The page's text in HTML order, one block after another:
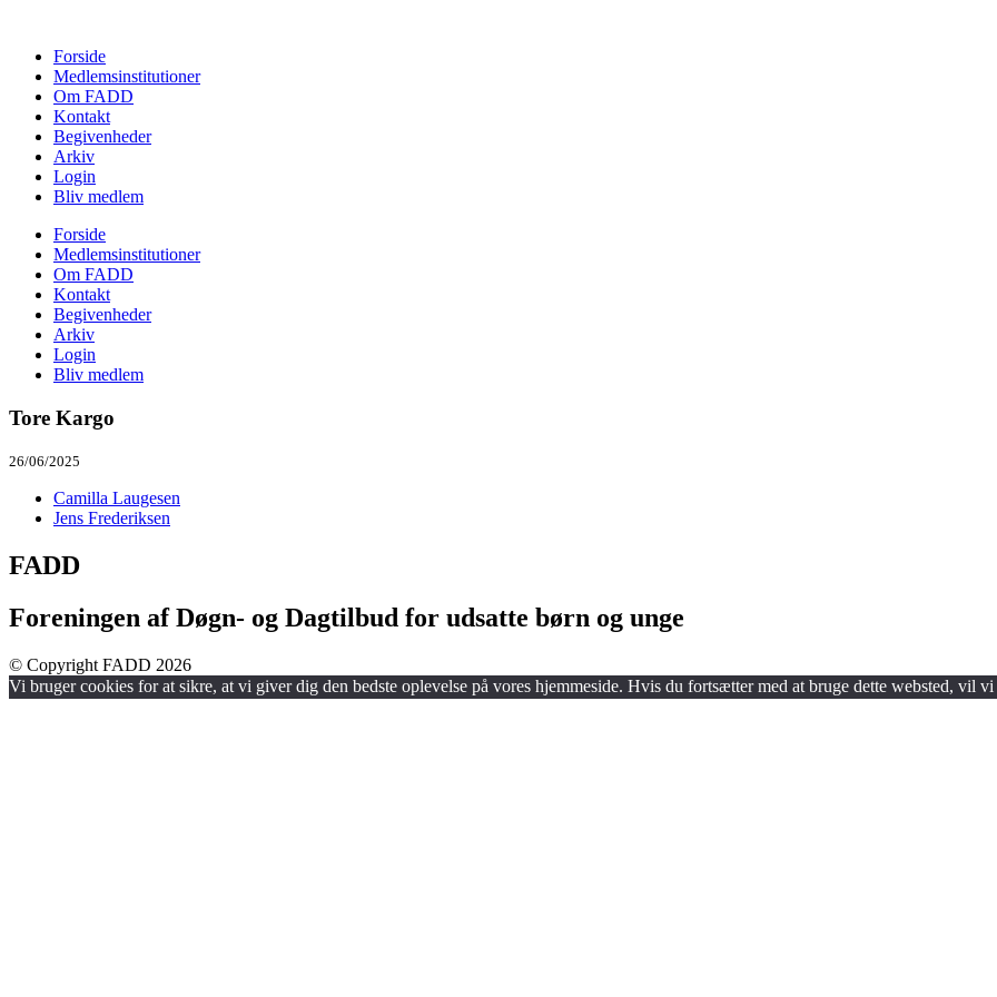
Forside
Medlemsinstitutioner
Om FADD
Kontakt
Begivenheder
Arkiv
Login
Bliv medlem
Forside
Medlemsinstitutioner
Om FADD
Kontakt
Begivenheder
Arkiv
Login
Bliv medlem
Tore Kargo
26/06/2025
Camilla Laugesen
Jens Frederiksen
FADD
Foreningen af Døgn- og Dagtilbud for udsatte børn og unge
© Copyright FADD 2026
Vi bruger cookies for at sikre, at vi giver dig den bedste oplevelse på vores hjemmeside. Hvis du fortsætter med at bruge dette websted, vil vi